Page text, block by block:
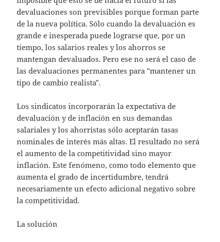
devaluaciones son previsibles porque forman parte
de la nueva política. Sólo cuando la devaluación es
grande e inesperada puede lograrse que, por un
tiempo, los salarios reales y los ahorros se
mantengan devaluados. Pero ese no será el caso de
las devaluaciones permanentes para "mantener un
tipo de cambio realista".
Los sindicatos incorporarán la expectativa de
devaluación y de inflación en sus demandas
salariales y los ahorristas sólo aceptarán tasas
nominales de interés más altas. El resultado no será
el aumento de la competitividad sino mayor
inflación. Este fenómeno, como todo elemento que
aumenta el grado de incertidumbre, tendrá
necesariamente un efecto adicional negativo sobre
la competitividad.
La solución